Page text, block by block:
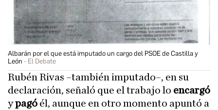
Albarán por el que está imputado un cargo del PSOE de Castilla y
León
El Debate
Rubén Rivas –también imputado–, en su
declaración, señaló que el trabajo lo encargó
ypagó él, aunque en otro momento apuntó a